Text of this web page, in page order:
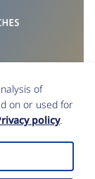
of
on or used for
policy.